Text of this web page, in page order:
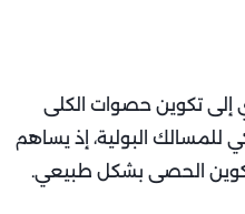
إلى تكوين حصوات الكلى
للمسالك البولية، إذ يساهم
الحصى بشكل طبيعي.